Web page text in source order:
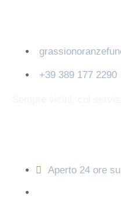
+39 389 177 2290
Aperto 24 ore